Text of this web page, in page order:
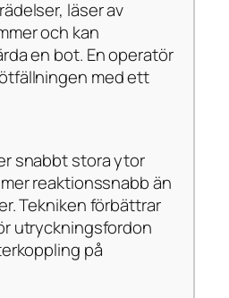
läser av
och kan
en bot. En operatör
med ett
snabbt stora ytor
reaktionssnabb än
Tekniken förbättrar
utryckningsfordon
på